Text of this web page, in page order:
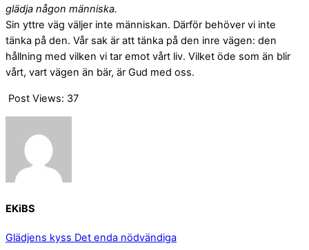
glädja någon människa.
Sin yttre väg väljer inte människan. Därför behöver vi inte
tänka på den. Vår sak är att tänka på den inre vägen: den
hållning med vilken vi tar emot vårt liv. Vilket öde som än blir
vårt, vart vägen än bär, är Gud med oss.
Post Views: 37
EKiBS
Glädjens kyss Det enda nödvändiga